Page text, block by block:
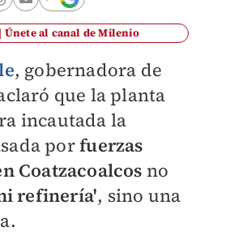
Únete al canal de Milenio
, gobernadora de
que la planta
incautada la
porfuerzas
Coatzacoalcos no
refinería', sino una